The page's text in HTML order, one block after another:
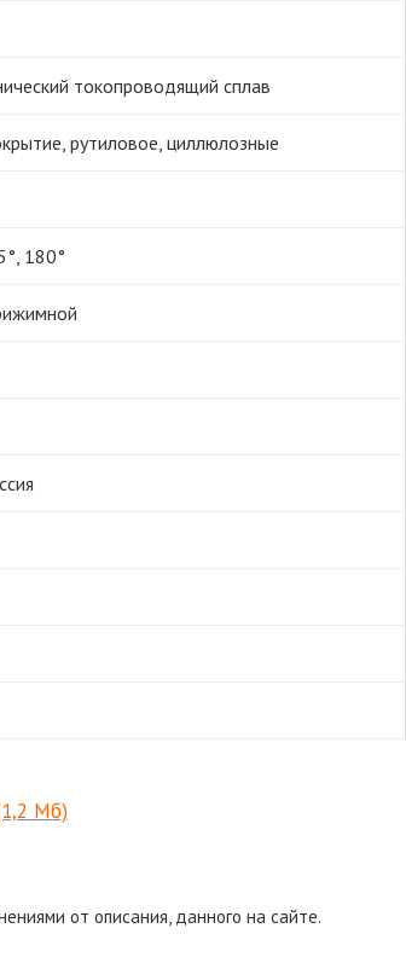
токопроводящий сплав
рутиловое, циллюлозные
180°
Мб)
от описания, данного на сайте.